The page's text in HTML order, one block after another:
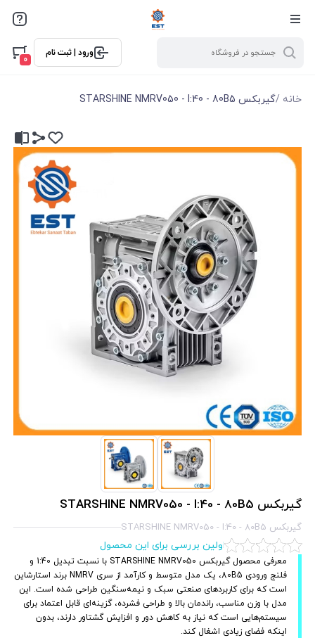
ورود | ثبت نام
0
خانه /گیربکس STARSHINE NMRV050 - I:40 - 80B5
گیربکس STARSHINE NMRV050 - I:40 - 80B5
گیربکس STARSHINE NMRV050 - I:40 - 80B5
اولین بررسی برای این محصول
معرفی محصول گیربکس STARSHINE NMRV050 با نسبت تبدیل 1:40 و
فلنج ورودی 80B5، یک مدل متوسط و کارآمد از سری NMRV برند استارشاین
است که برای کاربردهای صنعتی سبک و نیمه‌سنگین طراحی شده است. این
مدل با وزن مناسب، راندمان بالا و طراحی فشرده، گزینه‌ای قابل اعتماد برای
سیستم‌هایی است که نیاز به کاهش دور و افزایش گشتاور دارند، بدون
اینکه فضای زیادی اشغال کند.